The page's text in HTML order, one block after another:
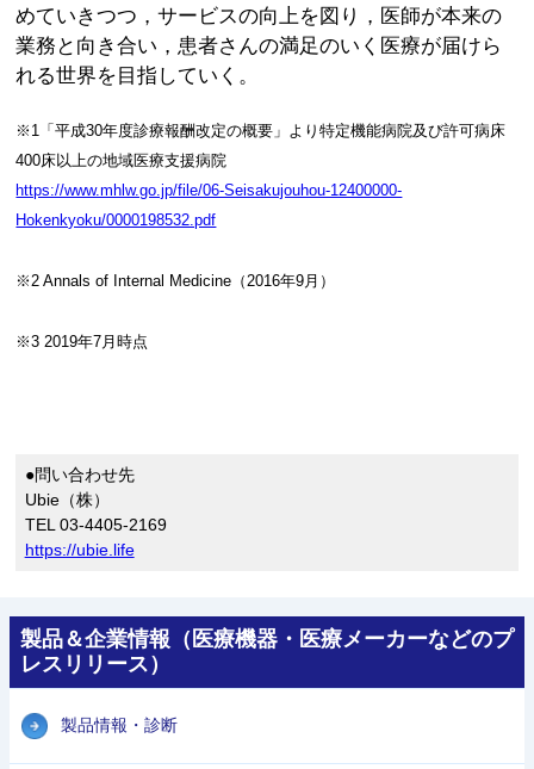
めていきつつ，サービスの向上を図り，医師が本来の
業務と向き合い，患者さんの満足のいく医療が届けら
れる世界を目指していく。
※1「平成30年度診療報酬改定の概要」より特定機能病院及び許可病床
400床以上の地域医療支援病院
https://www.mhlw.go.jp/file/06-Seisakujouhou-12400000-
Hokenkyoku/0000198532.pdf
※2 Annals of Internal Medicine（2016年9月）
※3 2019年7月時点
●問い合わせ先
Ubie（株）
TEL 03-4405-2169
https://ubie.life
製品＆企業情報（医療機器・医療メーカーなどのプ
レスリリース）
製品情報・診断